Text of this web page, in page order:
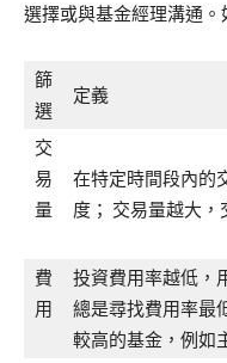
選擇或與基金經理溝通。
篩
選
定義
交
易
量
在特定時間段內的
度； 交易量越大，
費
用
投資費用率越低，
總是尋找費用率最
較高的基金，例如